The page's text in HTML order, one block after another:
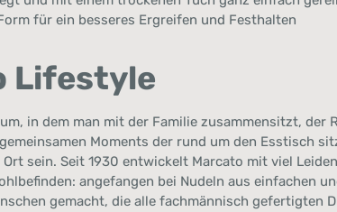
für ein besseres Ergreifen und Festhalten
Lifestyle
in dem man mit der Familie zusammensitzt,
Moments der rund um den Esstisch
sein. Seit 1930 entwickelt Marcato mit viel
angefangen bei Nudeln aus einfachen
gemacht, die alle fachmännisch gefertigten